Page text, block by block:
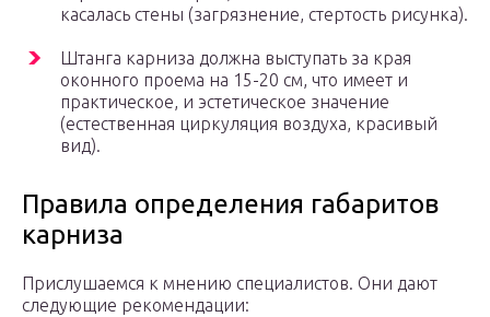
касалась стены (загрязнение, стертость рисунка).
Штанга карниза должна выступать за края
оконного проема на 15-20 см, что имеет и
практическое, и эстетическое значение
(естественная циркуляция воздуха, красивый
вид).
Правила определения габаритов
карниза
Прислушаемся к мнению специалистов. Они дают
следующие рекомендации: